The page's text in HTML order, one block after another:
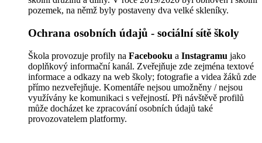
pozemek, na němž byly postaveny dva velké skleníky.
Ochrana osobních údajů - sociální sítě školy
Škola provozuje profily na Facebooku a Instagramu jako
doplňkový informační kanál. Zveřejňuje zde zejména textové
informace a odkazy na web školy; fotografie a videa žáků zde
přímo nezveřejňuje. Komentáře nejsou umožněny / nejsou
využívány ke komunikaci s veřejností. Při návštěvě profilů
může docházet ke zpracování osobních údajů také
provozovatelem platformy.